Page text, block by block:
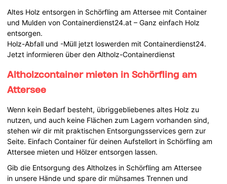
Altes Holz entsorgen in Schörfling am Attersee mit Container
und Mulden von Containerdienst24.at – Ganz einfach Holz
entsorgen.
Holz-Abfall und -Müll jetzt loswerden mit Containerdienst24.
Jetzt informieren über den Altholz-Containerdienst
Altholzcontainer mieten in Schörfling am
Attersee
Wenn kein Bedarf besteht, übriggebliebenes altes Holz zu
nutzen, und auch keine Flächen zum Lagern vorhanden sind,
stehen wir dir mit praktischen Entsorgungsservices gern zur
Seite. Einfach Container für deinen Aufstellort in Schörfling am
Attersee mieten und Hölzer entsorgen lassen.
Gib die Entsorgung des Altholzes in Schörfling am Attersee
in unsere Hände und spare dir mühsames Trennen und